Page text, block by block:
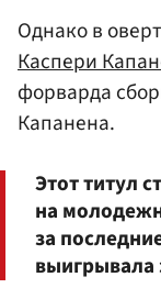
Однако в
Каспери
форварда
Капанена.
Этот титул
на
за
выигрывала